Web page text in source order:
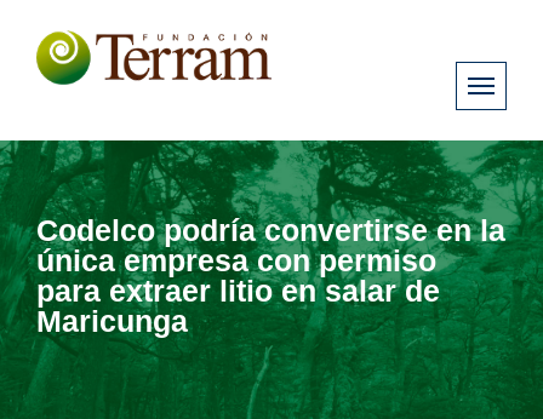
Codelco podría convertirse en la
única empresa con permiso
para extraer litio en salar de
Maricunga